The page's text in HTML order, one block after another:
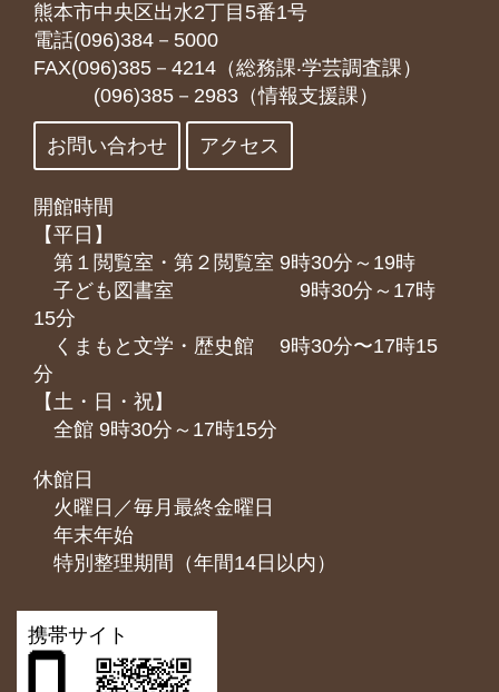
熊本市中央区出水2丁目5番1号
電話(096)384－5000
FAX(096)385－4214（総務課‧学芸調査課）
(096)385－2983（情報支援課）
お問い合わせ アクセス
開館時間
【平日】
第１閲覧室・第２閲覧室 9時30分～19時
子ども図書室 9時30分～17時
15分
くまもと⽂学・歴史館 9時30分〜17時15
分
【土・日・祝】
全館 9時30分～17時15分
休館日
火曜日／毎月最終金曜日
年末年始
特別整理期間（年間14日以内）
携帯サイト